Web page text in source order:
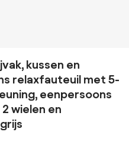
kussen en
relaxfauteuil met 5-
eenpersoons
wielen en